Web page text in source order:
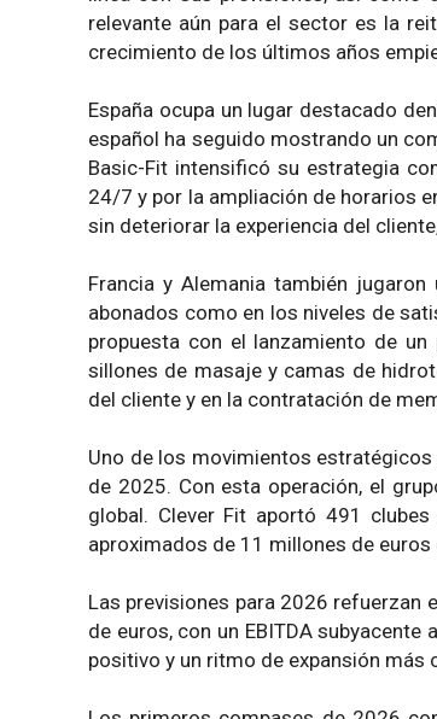
relevante aún para el sector es la
crecimiento de los últimos años
España ocupa un lugar destacado
español ha seguido mostrando un
Basic-Fit intensificó su estrategia
24/7 y por la ampliación de horarios
sin deteriorar la experiencia del
Francia y Alemania también
abonados como en los niveles de
propuesta con el lanzamiento de
sillones de masaje y camas de
del cliente y en la contratación de
Uno de los movimientos
de 2025. Con esta operación, el
global. Clever Fit aportó 491
aproximados de 11 millones de
Las previsiones para 2026 refuerzan
de euros, con un EBITDA
positivo y un ritmo de expansión más